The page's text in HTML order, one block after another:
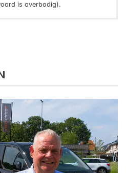
is overbodig).